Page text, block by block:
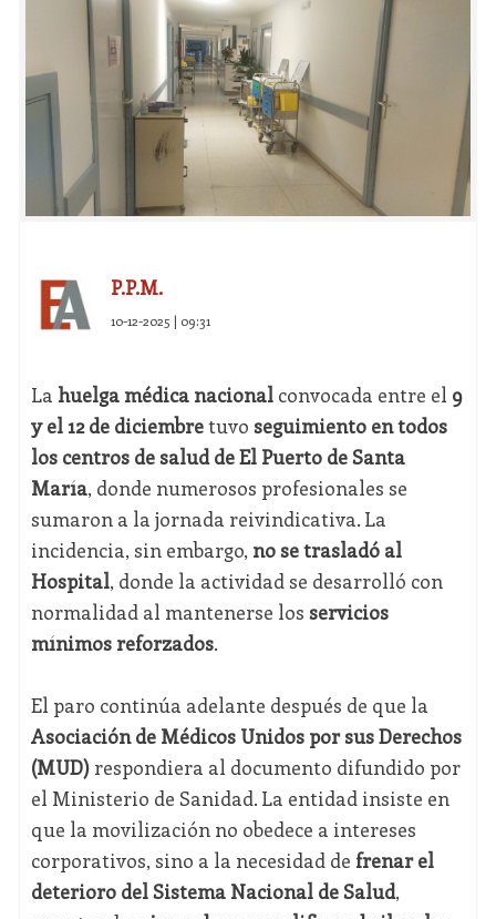
P.P.M.
10-12-2025 | 09:31
La huelga médica nacionalconvocada entre el 9
y el 12 de diciembretuvo seguimiento en todos
los centros de salud de El Puerto de Santa
María, donde numerosos profesionales se
sumaron a la jornada reivindicativa. La
incidencia, sin embargo, no se trasladó al
Hospital, donde la actividad se desarrolló con
normalidad al mantenerse los servicios
mínimos reforzados.
El paro continúa adelante después de que la
Asociación de Médicos Unidos por sus Derechos
(MUD)respondiera al documento difundido por
el Ministerio de Sanidad. La entidad insiste en
que la movilización no obedece a intereses
corporativos, sino a la necesidad de frenar el
deterioro del Sistema Nacional de Salud,